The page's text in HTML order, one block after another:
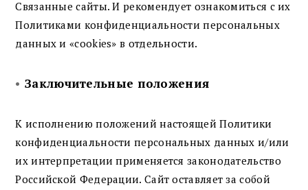
Связанные сайты. И рекомендует ознакомиться с их
Политиками конфиденциальности персональных
данных и «cookies» в отдельности.
• Заключительные положения
К исполнению положений настоящей Политики
конфиденциальности персональных данных и/или
их интерпретации применяется законодательство
Российской Федерации. Сайт оставляет за собой